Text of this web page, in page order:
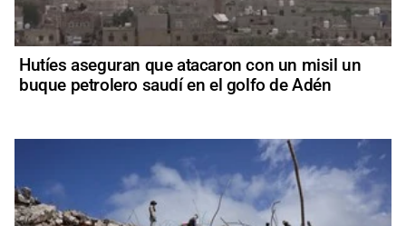
Hutíes aseguran que atacaron con un misil un
buque petrolero saudí en el golfo de Adén